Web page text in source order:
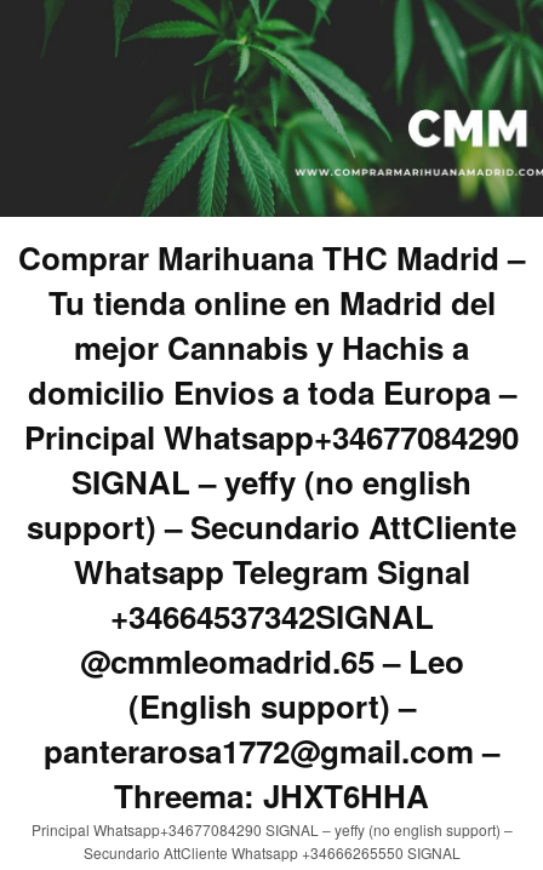
Comprar Marihuana THC Madrid –
Tu tienda online en Madrid del
mejor Cannabis y Hachis a
domicilio Envios a toda Europa –
Principal Whatsapp+34677084290
SIGNAL – yeffy (no english
support) – Secundario AttCliente
Whatsapp Telegram Signal
+34664537342SIGNAL
@cmmleomadrid.65 – Leo
(English support) –
panterarosa1772@gmail.com –
Threema: JHXT6HHA
Principal Whatsapp+34677084290 SIGNAL – yeffy (no english support) –
Secundario AttCliente Whatsapp +34666265550 SIGNAL